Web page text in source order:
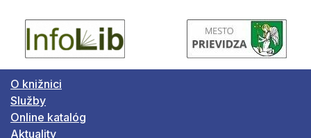
O knižnici
Služby
Online katalóg
Aktuality